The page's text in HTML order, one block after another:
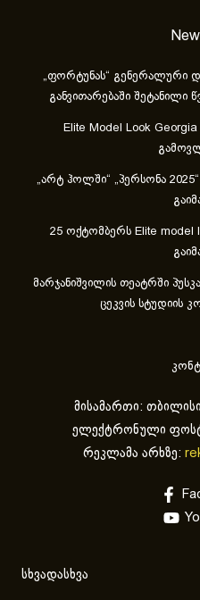
„ფორტუნას“ გენერალური
განვითარებაში
Elite Model Look
„არტ ჰოლში“ „პერსონა
25 ოქტომბერს Elite model
მარჯანიშვილის თეატრში
ცეკვის სტუდიის
მისამართი:
ელექტრონული
რეკლამა არხზე:
სხვადასხვა